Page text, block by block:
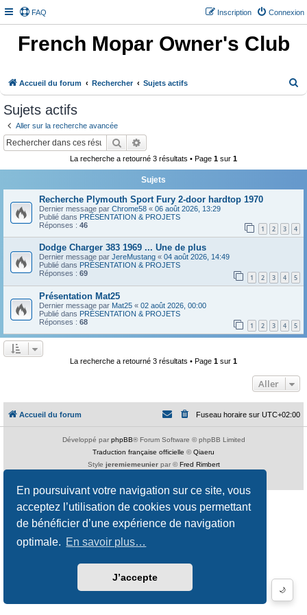
En poursuivant votre navigation sur ce site, vous
acceptez l’utilisation de cookies vous permettant
de bénéficier d’une expérience de navigation
optimale. En savoir plus…
J’accepte
FAQ Connexion
Inscription
French Mopar Owner's Club
Accueil du forum Rechercher Sujets actifs
🌙
Sujets actifs
Aller sur la recherche avancée
Rechercher
La recherche a retourné 3 résultats • Page 1 sur 1
Sujets
Recherche Plymouth Sport Fury 2-door hardtop 1970
Dernier message par Chrome58 « 06 août 2026, 13:29
Publié dans PRÉSENTATION & PROJETS
Réponses : 46 1 2 3 4
Dodge Charger 383 1969 ... Une de plus
Dernier message par JereMustang « 04 août 2026, 14:49
Publié dans PRÉSENTATION & PROJETS
Réponses : 69 1 2 3 4 5
Présentation Mat25
Dernier message par Mat25 « 02 août 2026, 00:00
Publié dans PRÉSENTATION & PROJETS
Réponses : 68 1 2 3 4 5
La recherche a retourné 3 résultats • Page 1 sur 1
Aller
Accueil du forum Fuseau horaire sur UTC+02:00
Développé par phpBB® Forum Software © phpBB Limited
Traduction française officielle ©Qiaeru
Style jeremiemeunierpar © Fred Rimbert